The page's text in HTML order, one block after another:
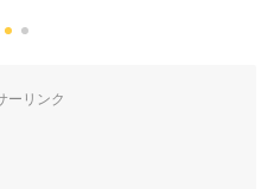
ーリンク